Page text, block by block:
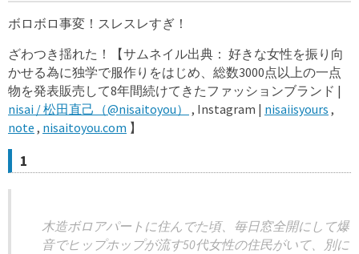
ボロボロ事変！スレスレすぎ！
ざわつき揺れた！【サムネイル出典： 好きな女性を振り向
かせる為に独学で服作りをはじめ、総数3000点以上の一点
物を発表販売して8年間続けてきたファッションブランド |
nisai / 松田直己（@nisaitoyou）
, Instagram | nisaiisyours ,
note , nisaitoyou.com 】
1
木造ボロアパートに住んでた頃、毎日窓全開にして爆
音でヒップホップが流す50代女性の住民がいて、別に